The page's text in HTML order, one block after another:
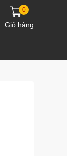
0
Giỏ hàng